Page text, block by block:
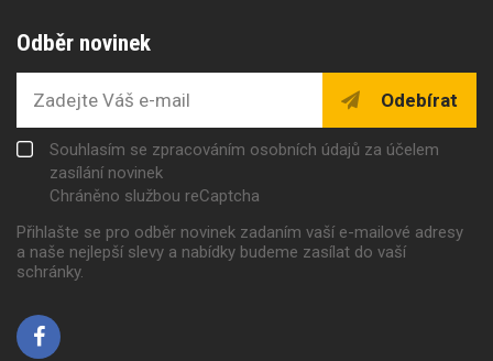
Odběr novinek
Odebírat
Souhlasím se zpracováním osobních údajů za účelem
zasílání novinek
Chráněno službou reCaptcha
Přihlašte se pro odběr novinek zadaním vaší e-mailové adresy
a naše nejlepší slevy a nabídky budeme zasílat do vaší
schránky.